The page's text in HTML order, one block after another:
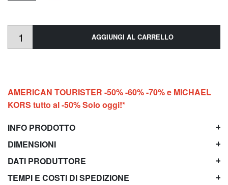
AGGIUNGI AL CARRELLO
AMERICAN TOURISTER -50% -60% -70% e MICHAEL
KORS tutto al -50% Solo oggi!*
INFO PRODOTTO
DIMENSIONI
DATI PRODUTTORE
TEMPI E COSTI DI SPEDIZIONE